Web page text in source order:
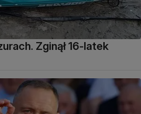
Zginął 16-latek